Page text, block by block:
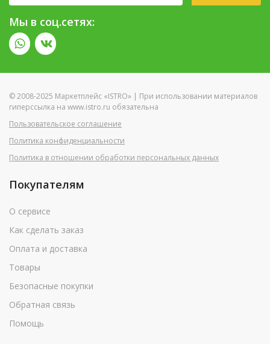
Мы в соц.сетях:
© 2008-2025 Маркетплейс «ISTRO» | При использовании материалов
гиперссылка на www.istro.ru обязательна
Пользовательское соглашение
Политика конфиденциальности
Политика в отношении обработки персональных данных
Покупателям
О сервисе
Как сделать заказ
Оплата и доставка
Товары
Безопасные покупки
Обратная связь
Помощь